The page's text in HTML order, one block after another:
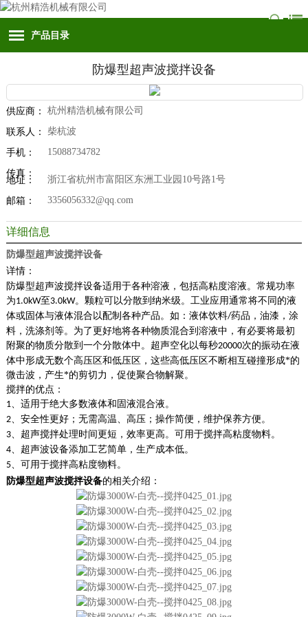
产品目录
防爆型超声波搅拌设备
供应商： 杭州精浩机械有限公司
联系人： 柴杭波
手机： 15088734782
传真：
地址： 浙江省杭州市富阳区东洲工业园10号路1号
邮箱： 3356056332@qq.com
详细信息
防爆型超声波搅拌设备
详情：
防爆型超声波搅拌设备适用于各种溶液，包括高粘度溶液。常规功率
为1.0kW至3.0kW。颗粒可以分散到纳米级。工业应用通常将不同的液
体或固体与液体混合以配制各种产品。如：液体饮料/药品，油漆，涂
料，洗涤剂等。为了更好地将各种物质混合到溶液中，有必要将最初
附聚的物质分散到一个分散体中。超声空化以每秒20000次的振动在液
体中形成无数个高压区和低压区，这些高低压区不断相互碰撞形成*的
微击波，产生*的剪切力，促使聚合物解聚。
搅拌的优点：
1、适用于绝大多数液体和固液混合液。
2、安全性更好；无需高温、高压；操作简便，维护保养方便。
3、超声搅拌处理时间更短，效率更高。可用于搅拌高粘度物料。
4、超声波设备添加工艺简单，生产成本低。
5、可用于搅拌高粘度物料。
防爆型超声波搅拌设备的相关介绍：